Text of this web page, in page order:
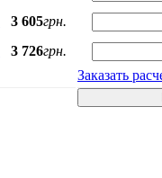
3 605грн.
3 726грн.
Заказать